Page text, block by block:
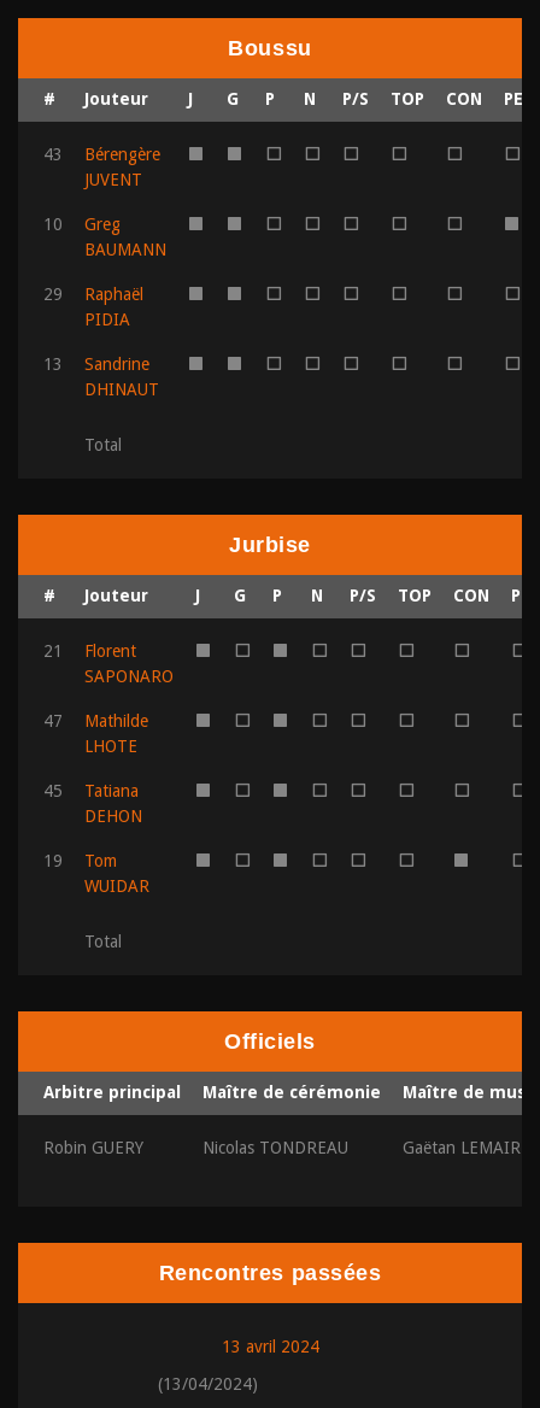
Boussu
# Jouteur J G P N P/S TOP CON PER
43
Bérengère
JUVENT
0 0 0 0 0 0
10
Greg
BAUMANN
0 0 0 0 0
29
Raphaël
PIDIA
0 0 0 0 0 0
13
Sandrine
DHINAUT
0 0 0 0 0 0
Total
Jurbise
# Jouteur J G P N P/S TOP CON PER
21
Florent
SAPONARO
0 0 0 0 0 0
47
Mathilde
LHOTE
0 0 0 0 0 0
45
Tatiana
DEHON
0 0 0 0 0 0
19
Tom
WUIDAR
0 0 0 0 0
Total
Officiels
Arbitre principal Maître de cérémonie Maître de
Robin GUERY Nicolas TONDREAU Gaëtan LEMAIRE
Rencontres passées
13 avril 2024
(13/04/2024)